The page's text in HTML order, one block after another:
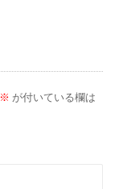
※ が付いている欄は